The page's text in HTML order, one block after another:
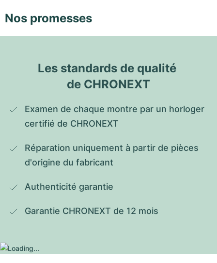
Nos promesses
Les standards de qualité
de CHRONEXT
Examen de chaque montre par un horloger
certifié de CHRONEXT
Réparation uniquement à partir de pièces
d'origine du fabricant
Authenticité garantie
Garantie CHRONEXT de 12 mois